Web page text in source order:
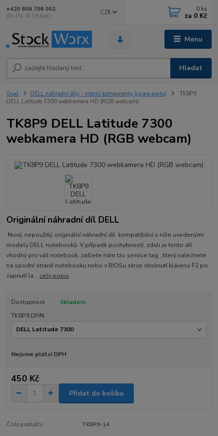
Menu
CZK
Hledat
+420 606 706 002
(Po-Pá, 9-18 hod.)
0 ks
za 0 Kč
Úvod DELL náhradní díly - interní komponenty (spare parts)
TK8P9
DELL Latitude 7300 webkamera HD (RGB webcam)
TK8P9 DELL Latitude 7300
webkamera HD (RGB webcam)
Originální náhradní díl DELL
Nový, nepoužitý, originální náhradní díl kompatibilní s níže uvedenými
modely DELL notebooků. V případě pochybností, zdali je tento díl
vhodný pro váš notebook, zašlete nám tzv. service tag , který naleznete
na spodní straně notebooku nebo v BIOSu skrze stisknutí klávesy F2 po
zapnutí la... celý popis
Dostupnost
Skladem
TK8P9 DP/N
Nejsme plátci DPH
450 Kč
Přidat do košíku
Číslo produktu: TK8P9-14